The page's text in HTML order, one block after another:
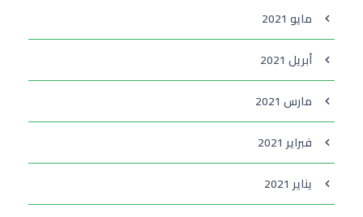
مايو 2021
أبريل 2021
مارس 2021
فبراير 2021
يناير 2021